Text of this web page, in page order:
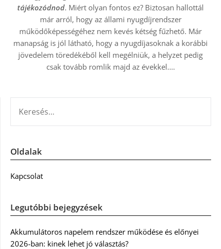
tájékozódnod. Miért olyan fontos ez? Biztosan hallottál
már arról, hogy az állami nyugdíjrendszer
működőképességéhez nem kevés kétség fűzhető. Már
manapság is jól látható, hogy a nyugdíjasoknak a korábbi
jövedelem töredékéből kell megélniük, a helyzet pedig
csak tovább romlik majd az évekkel.…
Oldalak
Kapcsolat
Legutóbbi bejegyzések
Akkumulátoros napelem rendszer működése és előnyei
2026-ban: kinek lehet jó választás?